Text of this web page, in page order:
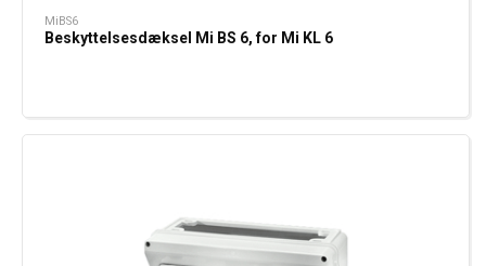
MiBS6
Beskyttelsesdæksel Mi BS 6, for Mi KL 6